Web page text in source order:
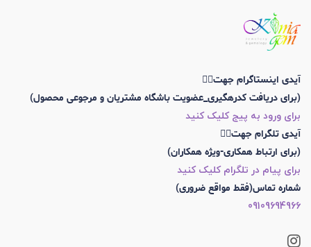
آیدی اینستاگرام جهت👇🏼
(برای دریافت کدرهگیری_عضویت باشگاه مشتریان و مرجوعی محصول)
برای ورود به پیج کلیک کنید
آیدی تلگرام جهت👇🏼
(برای ارتباط همکاری-ویژه همکاران)
برای پیام در تلگرام کلیک کنید
شماره تماس(فقط مواقع ضروری)
09109694966